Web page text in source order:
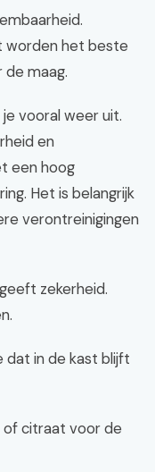
worden het beste
de maag.
vooral weer uit.
en
een hoog
Het is belangrijk
verontreinigingen
zekerheid.
dat in de kast blijft
of citraat voor de